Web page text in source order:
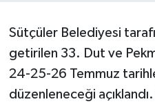
Sütçüler Belediyesi
getirilen 33. Dut ve
24-25-26 Temmuz
düzenleneceği
RESMİ İLANLAR